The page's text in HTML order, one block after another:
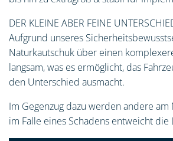
DER KLEINE ABER FEINE
Aufgrund unseres
Naturkautschuk über einen
langsam, was es ermöglicht, das
den Unterschied ausmacht.
Im Gegenzug dazu werden andere
im Falle eines Schadens entweicht